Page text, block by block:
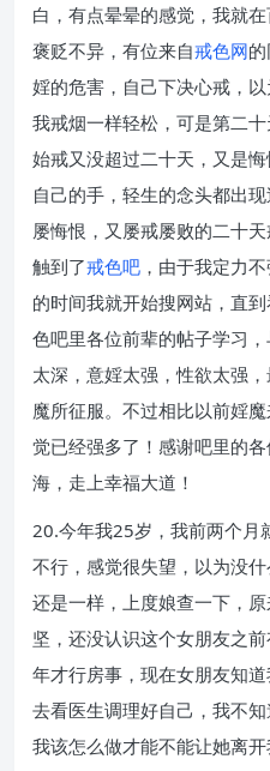
白，有点晕晕的感觉，我就
褒贬不异，有位来自戒色网
婬的危害，自己下决心戒，
我戒烟一样轻松，可是第二
始戒又没超过二十天，又是
自己的手，轻生的念头都出
屡悔恨，又屡戒屡败的二十
触到了戒色吧 ，由于我定力
的时间我就开始搜网站，直
色吧里各位前辈的帖子学习
太深，意婬太强，性欲太强
魔所征服。不过相比以前婬
觉已经强多了！感谢吧里的
海，走上幸福大道！
20.今年我25岁，我前两个月
不行，感觉很失望，以为没
还是一样，上度娘查一下，
坚，还没认识这个女朋友之
年才行房事，现在女朋友知
去看医生调理好自己，我不
我该怎么做才能不能让她离开